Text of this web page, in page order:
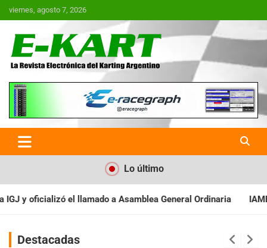
Saltar
al
viernes, agosto 7, 2026
E-Kart.com.ar | La Revista
Electrónica del Karting en
Argentina
Lo último
General Ordinaria IAME SERIES ARGENTINA:
Destacadas